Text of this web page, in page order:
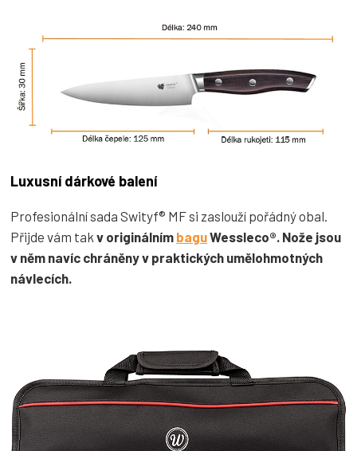
Luxusní dárkové balení
Profesionální sada Swityf® MF si zaslouží pořádný obal.
Přijde vám tak v originálním baguWessleco®. Nože jsou
v něm navíc chráněny v praktických umělohmotných
návlecích.